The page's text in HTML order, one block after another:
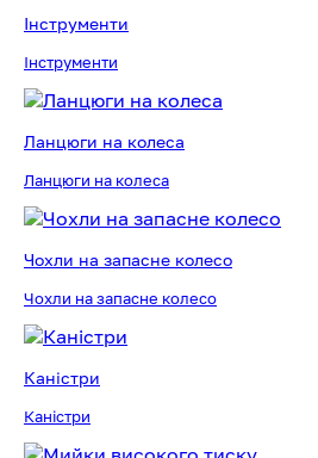
Інструменти
Інструменти
Ланцюги на колеса
Ланцюги на колеса
Чохли на запасне колесо
Чохли на запасне колесо
Каністри
Каністри